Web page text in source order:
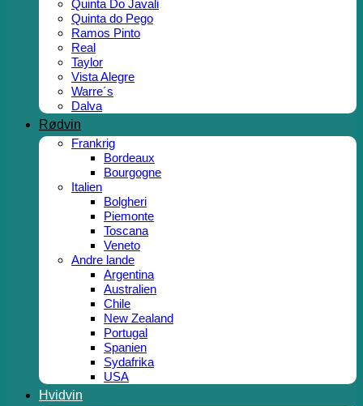
Quinta Do Javali
Quinta do Pego
Ramos Pinto
Real
Taylor
Vista Alegre
Warre´s
Dalva
Rødvin
Frankrig
Bordeaux
Bourgogne
Italien
Bolgheri
Piemonte
Toscana
Veneto
Andre lande
Argentina
Australien
Chile
New Zealand
Portugal
Spanien
Sydafrika
USA
Hvidvin